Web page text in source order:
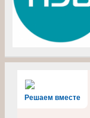
Решаем вместе